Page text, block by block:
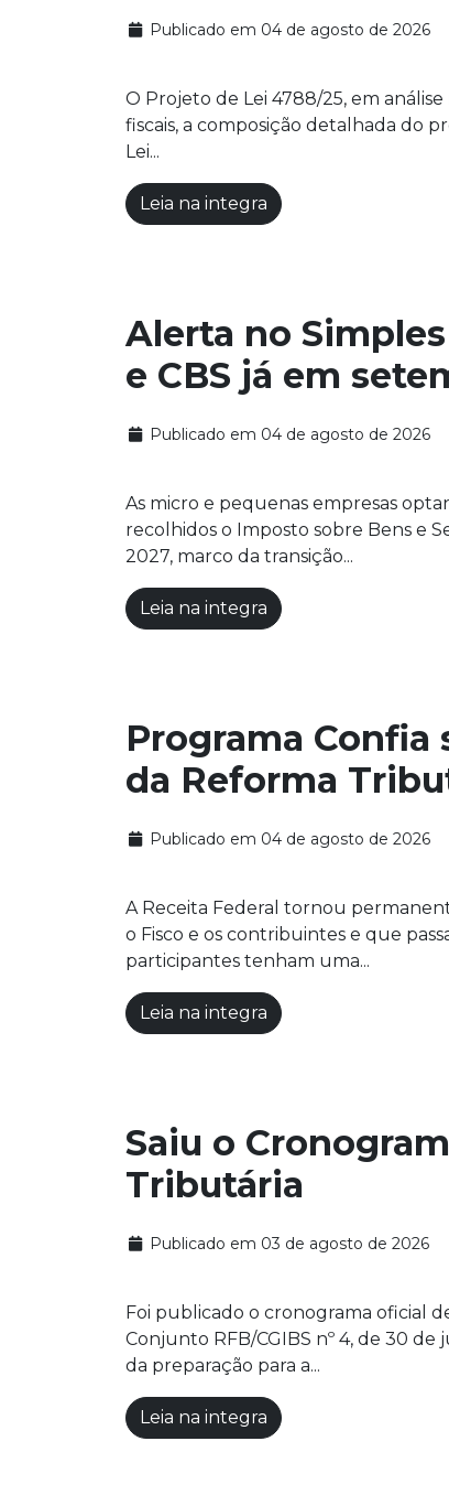
Publicado em 04 de agosto de 2026
O Projeto de Lei 4788/25, em
fiscais, a composição detalhada do
Lei...
Leia na integra
Alerta no
e CBS já em
Publicado em 04 de agosto de 2026
As micro e pequenas empresas
recolhidos o Imposto sobre Bens e
2027, marco da transição...
Leia na integra
Programa
da Reforma
Publicado em 04 de agosto de 2026
A Receita Federal tornou
o Fisco e os contribuintes e que
participantes tenham uma...
Leia na integra
Saiu o
Tributária
Publicado em 03 de agosto de 2026
Foi publicado o cronograma oficial
Conjunto RFB/CGIBS nº 4, de 30
da preparação para a...
Leia na integra